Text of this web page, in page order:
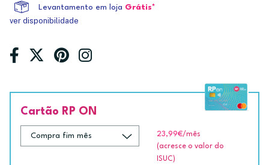
Levantamento em loja Grátis*
ver disponibilidade
Cartão RP ON
23,99€/mês
(acresce o valor do
ISUC)